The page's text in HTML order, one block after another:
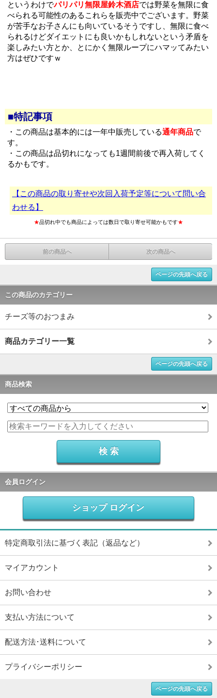
というわけでパリパリ無限屋鈴木酒店では野菜を無限に食
べられる可能性のあるこれらを販売中でございます。野菜
が苦手なお子さんにも向いているそうですし、無限に食べ
られるけどダイエットにも良いかもしれないという矛盾を
楽しみたい方とか、とにかく無限ループにハマッてみたい
方はぜひですｗ
■特記事項
・この商品は基本的には一年中販売している通年商品で
す。
・この商品は品切れになっても1週間前後で再入荷してく
るかもです。
【この商品の取り寄せや次回入荷予定等について問い合
わせる】
★品切れ中でも商品によっては数日で取り寄せ可能かもです★
前の商品へ 次の商品へ
ページの先頭へ戻る
この商品のカテゴリー
チーズ等のおつまみ
商品カテゴリー一覧
ページの先頭へ戻る
商品検索
会員ログイン
ショップ ログイン
特定商取引法に基づく表記（返品など）
マイアカウント
お問い合わせ
支払い方法について
配送方法･送料について
プライバシーポリシー
ページの先頭へ戻る